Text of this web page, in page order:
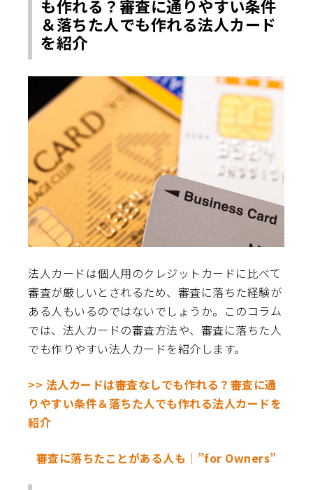
も作れる？審査に通りやすい条件
＆落ちた人でも作れる法人カード
を紹介
法人カードは個人用のクレジットカードに比べて
審査が厳しいとされるため、審査に落ちた経験が
ある人もいるのではないでしょうか。このコラム
では、法人カードの審査方法や、審査に落ちた人
でも作りやすい法人カードを紹介します。
>> 法人カードは審査なしでも作れる？審査に通
りやすい条件＆落ちた人でも作れる法人カードを
紹介
審査に落ちたことがある人も│”for Owners”